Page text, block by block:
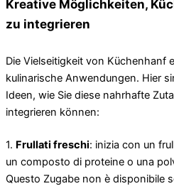
Kreative Möglichkeiten,
zu integrieren
Die Vielseitigkeit von Küchenhanf
kulinarische Anwendungen. Hier
Ideen, wie Sie diese nahrhafte
integrieren können:
1. Frullati freschi: inizia con un
un composto di proteine ​​o una
Questo Zugabe non è disponibile